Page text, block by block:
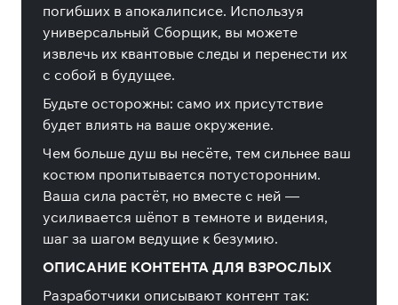
погибших в апокалипсисе. Используя
универсальный Сборщик, вы можете
извлечь их квантовые следы и перенести их
с собой в будущее.
Будьте осторожны: само их присутствие
будет влиять на ваше окружение.
Чем больше душ вы несёте, тем сильнее ваш
костюм пропитывается потусторонним.
Ваша сила растёт, но вместе с ней —
усиливается шёпот в темноте и видения,
шаг за шагом ведущие к безумию.
ОПИСАНИЕ КОНТЕНТА ДЛЯ ВЗРОСЛЫХ
Разработчики описывают контент так: